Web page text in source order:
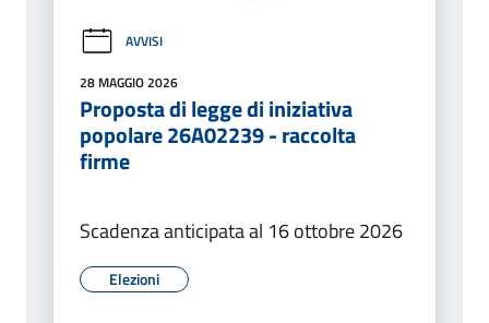
AVVISI
28 MAGGIO 2026
Proposta di legge di iniziativa
popolare 26A02239 - raccolta
firme
Scadenza anticipata al 16 ottobre 2026
Elezioni